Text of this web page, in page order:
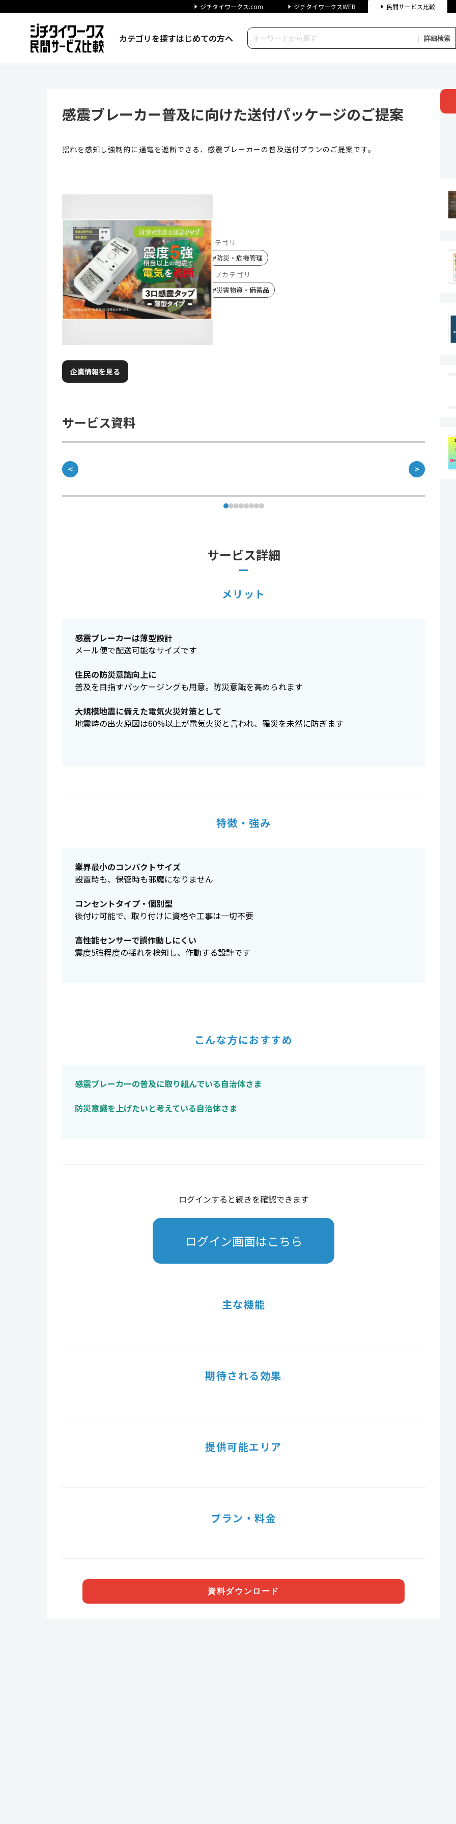
ジチタイワークス.com ジチタイワークスWEB 民間サービス比較
カテゴリを探すはじめての方へ 詳細検索
感震ブレーカー普及に向けた送付パッケージのご提案
揺れを感知し強制的に通電を遮断できる、感震ブレーカーの普及送付プランのご提案です。
カテゴリ
#防災・危機管理
サブカテゴリ
#災害物資・備蓄品
企業情報を見る
サービス資料
＜ ＞
サービス詳細
メリット
感震ブレーカーは薄型設計
メール便で配送可能なサイズです
住民の防災意識向上に
普及を目指すパッケージングも用意。防災意識を高められます
大規模地震に備えた電気火災対策として
地震時の出火原因は60%以上が電気火災と言われ、罹災を未然に防ぎます
特徴・強み
業界最小のコンパクトサイズ
設置時も、保管時も邪魔になりません
コンセントタイプ・個別型
後付け可能で、取り付けに資格や工事は一切不要
高性能センサーで誤作動しにくい
震度5強程度の揺れを検知し、作動する設計です
こんな方におすすめ
感震ブレーカーの普及に取り組んでいる自治体さま
防災意識を上げたいと考えている自治体さま
ログインすると続きを確認できます
ログイン画面はこちら
主な機能
期待される効果
提供可能エリア
プラン・料金
資料ダウンロード